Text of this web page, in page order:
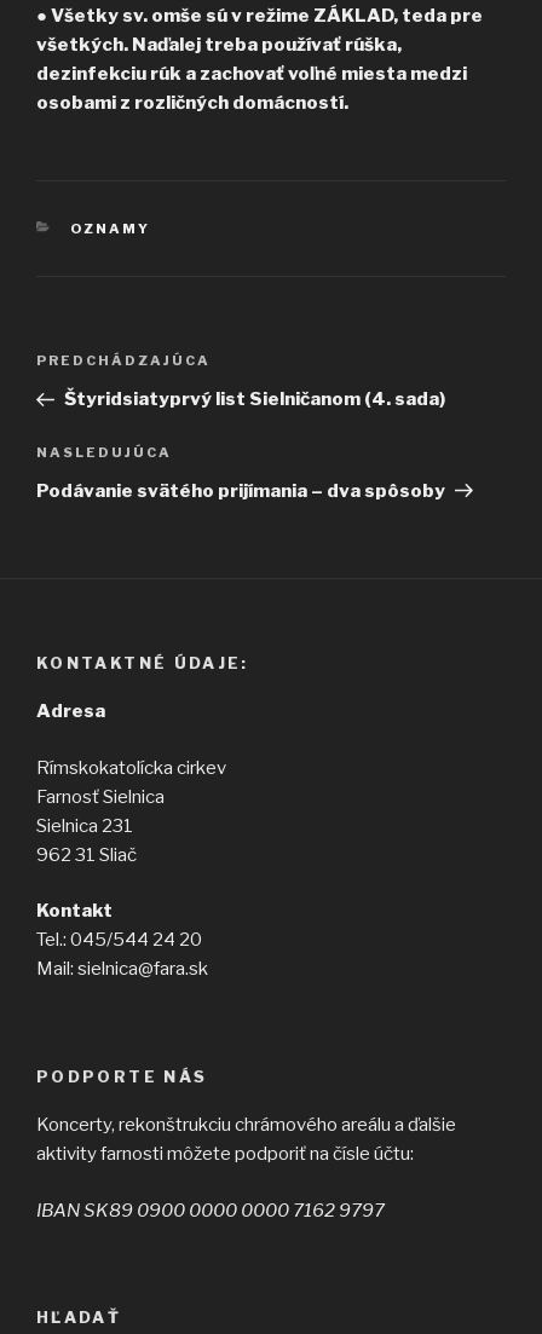
● Všetky sv. omše sú v režime ZÁKLAD, teda pre
všetkých. Naďalej treba používať rúška,
dezinfekciu rúk a zachovať voľné miesta medzi
osobami z rozličných domácností.
KATEGÓRIE
OZNAMY
Navigácia
článku
Predchádzajúci
článok
PREDCHÁDZAJÚCA
Štyridsiatyprvý list Sielničanom (4. sada)
Ďalší
článok
NASLEDUJÚCA
Podávanie svätého prijímania – dva spôsoby
KONTAKTNÉ ÚDAJE:
Adresa
Rímskokatolícka cirkev
Farnosť Sielnica
Sielnica 231
962 31 Sliač
Kontakt
Tel.: 045/544 24 20
Mail: sielnica@fara.sk
PODPORTE NÁS
Koncerty, rekonštrukciu chrámového areálu a ďalšie
aktivity farnosti môžete podporiť na čísle účtu:
IBAN SK89 0900 0000 0000 7162 9797
HĽADAŤ